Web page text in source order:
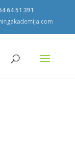
64 51 391